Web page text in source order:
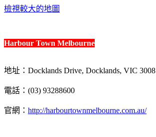
檢視較大的地圖
Harbour Town Melbourne
地址：Docklands Drive, Docklands, VIC 3008
電話：(03) 93288600
官網： http://harbourtownmelbourne.com.au/